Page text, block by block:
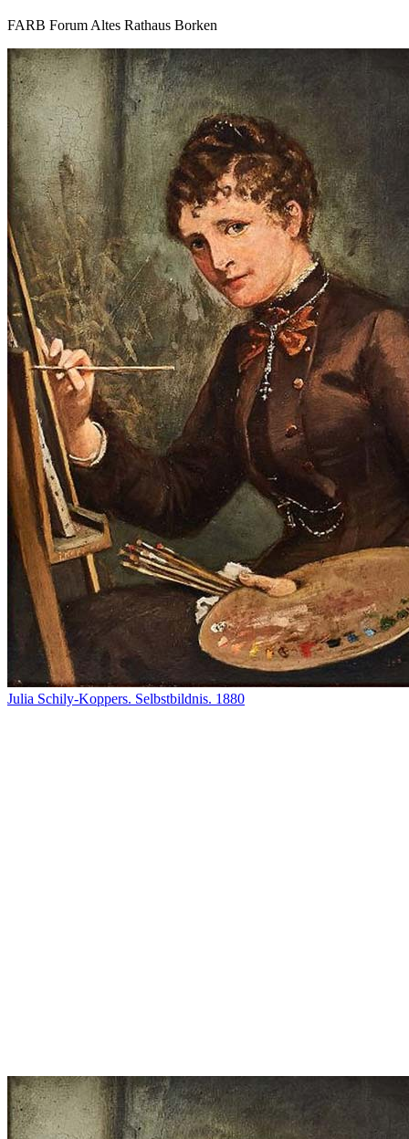
ABO BESTELLEN
NEWS-ARCHIV
BEITRÄGE-ARCHIV
Menü Menü
FARB Forum Altes Rathaus Borken
Julia Schily-Koppers. Selbstbildnis. 1880